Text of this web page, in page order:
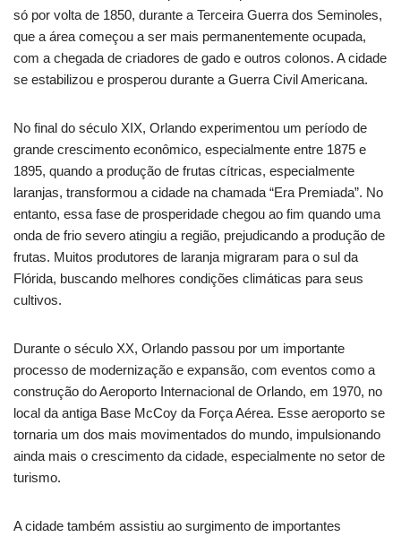
só por volta de 1850, durante a Terceira Guerra dos Seminoles,
que a área começou a ser mais permanentemente ocupada,
com a chegada de criadores de gado e outros colonos. A cidade
se estabilizou e prosperou durante a Guerra Civil Americana.
No final do século XIX, Orlando experimentou um período de
grande crescimento econômico, especialmente entre 1875 e
1895, quando a produção de frutas cítricas, especialmente
laranjas, transformou a cidade na chamada “Era Premiada”. No
entanto, essa fase de prosperidade chegou ao fim quando uma
onda de frio severo atingiu a região, prejudicando a produção de
frutas. Muitos produtores de laranja migraram para o sul da
Flórida, buscando melhores condições climáticas para seus
cultivos.
Durante o século XX, Orlando passou por um importante
processo de modernização e expansão, com eventos como a
construção do Aeroporto Internacional de Orlando, em 1970, no
local da antiga Base McCoy da Força Aérea. Esse aeroporto se
tornaria um dos mais movimentados do mundo, impulsionando
ainda mais o crescimento da cidade, especialmente no setor de
turismo.
A cidade também assistiu ao surgimento de importantes